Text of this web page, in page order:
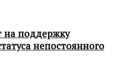
на поддержку
непостоянного